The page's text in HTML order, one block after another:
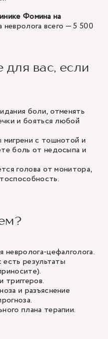
Фомина на
всего — 5 500
вас, если
боли, отменять
и бояться любой
мигрени с тошнотой и
боль от недосыпа и
голова от монитора,
невролога-цефалголога.
есть результаты
триггеров.
и разъяснение
плана терапии.